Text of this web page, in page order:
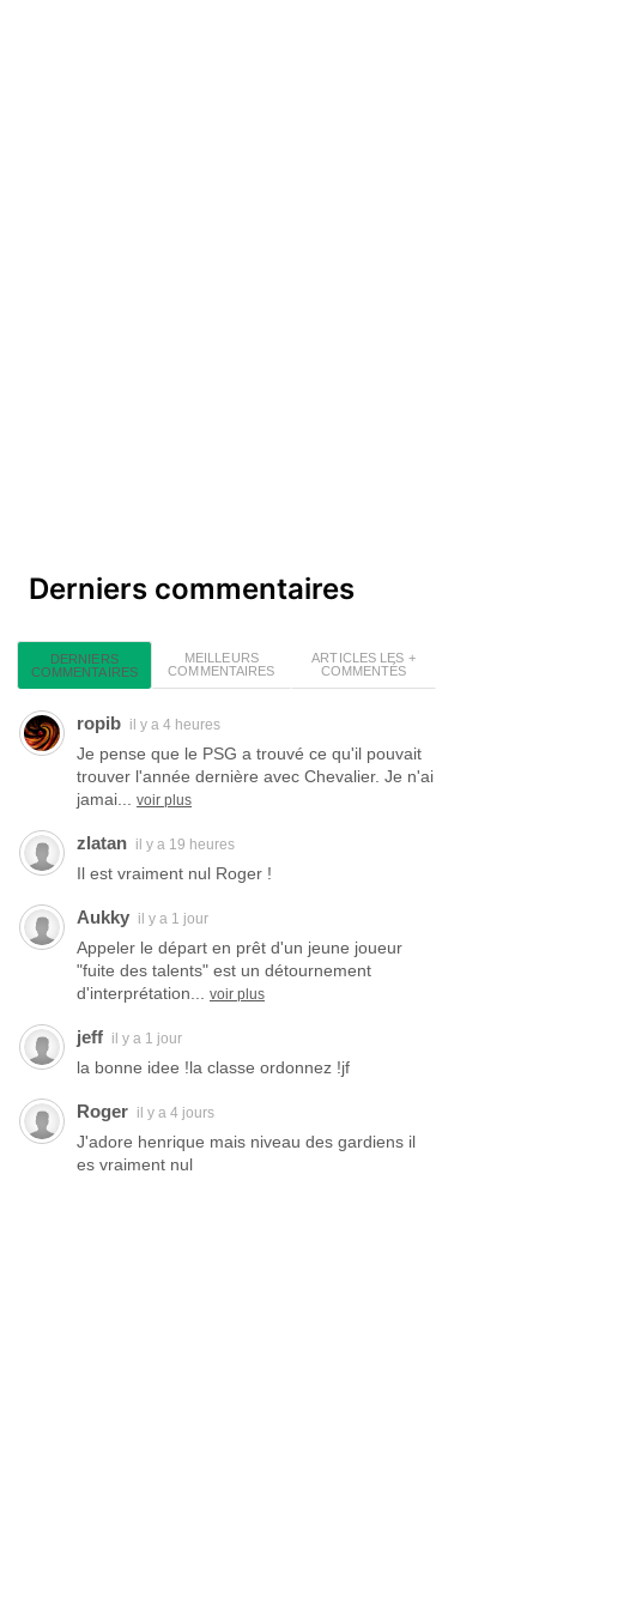
Derniers commentaires
DERNIERS
COMMENTAIRES
MEILLEURS
COMMENTAIRES
ARTICLES LES +
COMMENTÉS
ropib il y a 4 heures
Je pense que le PSG a trouvé ce qu'il pouvait
trouver l'année dernière avec Chevalier. Je n'ai
jamai...
voir plus
zlatan il y a 19 heures
Il est vraiment nul Roger !
Aukky il y a 1 jour
Appeler le départ en prêt d'un jeune joueur
"fuite des talents" est un détournement
d'interprétation...
voir plus
jeff il y a 1 jour
la bonne idee !la classe ordonnez !jf
Roger il y a 4 jours
J'adore henrique mais niveau des gardiens il
es vraiment nul